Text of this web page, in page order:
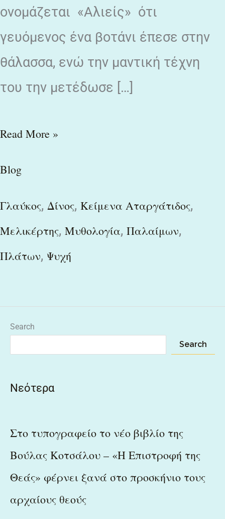
ονομάζεται «Αλιείς» ότι
γευόμενος ένα βοτάνι έπεσε στην
θάλασσα, ενώ την μαντική τέχνη
του την μετέδωσε […]
Read More »
Blog
Γλαύκος, Δίνος, Κείμενα Αταργάτιδος,
Μελικέρτης, Μυθολογία, Παλαίμων,
Πλάτων, Ψυχή
Search
Search
Νεότερα
Στο τυπογραφείο το νέο βιβλίο της
Βούλας Κοτσάλου – «Η Επιστροφή της
Θεάς» φέρνει ξανά στο προσκήνιο τους
αρχαίους θεούς